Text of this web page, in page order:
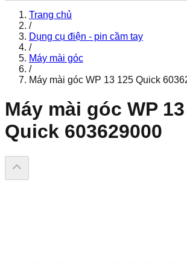
Trang chủ
/
Dụng cụ điện - pin cầm tay
/
Máy mài góc
/
Máy mài góc WP 13 125 Quick
Máy mài góc WP
Quick 603629000